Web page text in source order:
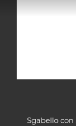
Sgabello